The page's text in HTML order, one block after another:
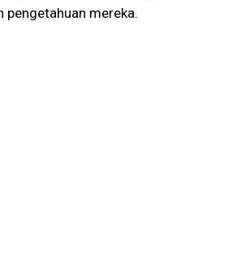
pengetahuan mereka.